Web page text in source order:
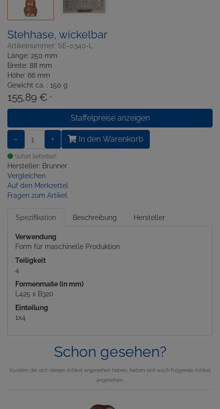
Stehhase, wickelbar
Artikelnummer: SE-0340-L
Länge: 250 mm
Breite: 88 mm
Höhe: 66 mm
Gewicht ca. : 150 g
155,89 € *
Staffelpreise anzeigen
− + In den Warenkorb
Sofort lieferbar!
Hersteller: Brunner
Vergleichen
Auf den Merkzettel
Fragen zum Artikel
Spezifikation Beschreibung Hersteller
Verwendung
Form für maschinelle Produktion
Teiligkeit
4
Formenmaße (in mm)
L425 x B320
Einteilung
1x4
Schon gesehen?
Kunden die sich diesen Artikel angesehen haben, haben sich auch folgende Artikel
angesehen.